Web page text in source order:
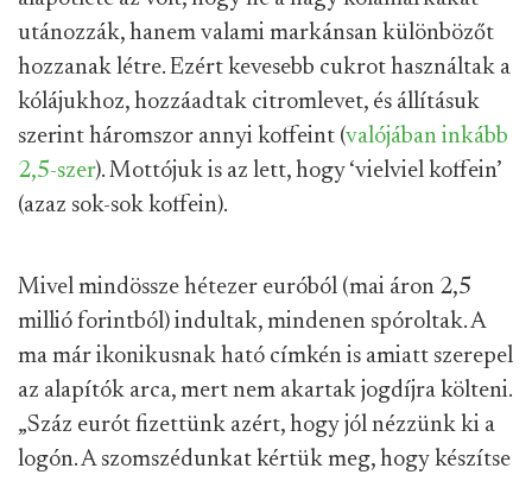
utánozzák, hanem valami markánsan különbözőt
hozzanak létre. Ezért kevesebb cukrot használtak a
kólájukhoz, hozzáadtak citromlevet, és állításuk
szerint háromszor annyi koffeint (valójában inkább
2,5-szer). Mottójuk is az lett, hogy ‘vielviel koffein’
(azaz sok-sok koffein).
Mivel mindössze hétezer euróból (mai áron 2,5
millió forintból) indultak, mindenen spóroltak. A
ma már ikonikusnak ható címkén is amiatt szerepel
az alapítók arca, mert nem akartak jogdíjra költeni.
„Száz eurót fizettünk azért, hogy jól nézzünk ki a
logón. A szomszédunkat kértük meg, hogy készítse